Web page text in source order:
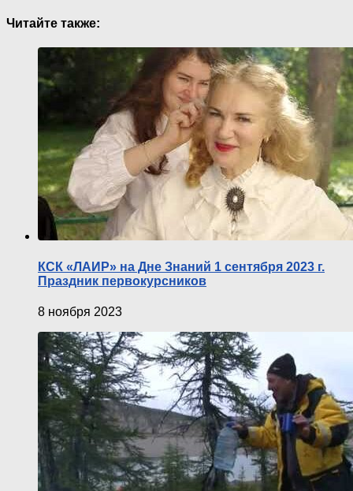
Читайте также:
КСК «ЛАИР» на Дне Знаний 1 сентября 2023 г.
Праздник первокурсников
8 ноября 2023